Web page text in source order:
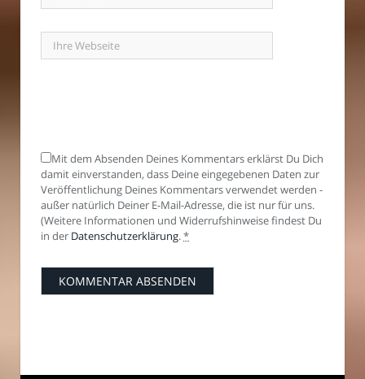
Mit dem Absenden Deines Kommentars erklärst Du Dich
damit einverstanden, dass Deine eingegebenen Daten zur
Veröffentlichung Deines Kommentars verwendet werden -
außer natürlich Deiner E-Mail-Adresse, die ist nur für uns.
(Weitere Informationen und Widerrufshinweise findest Du
in der Datenschutzerklärung.*